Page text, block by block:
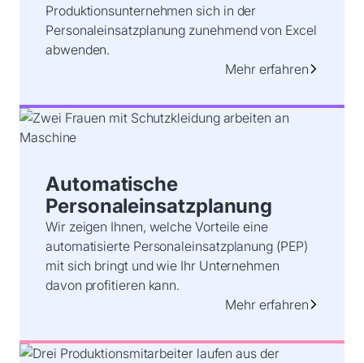
Produktionsunternehmen sich in der
Personaleinsatzplanung zunehmend von Excel
abwenden.
Mehr erfahren
Automatische
Personaleinsatzplanung
Wir zeigen Ihnen, welche Vorteile eine
automatisierte Personaleinsatzplanung (PEP)
mit sich bringt und wie Ihr Unternehmen
davon profitieren kann.
Mehr erfahren